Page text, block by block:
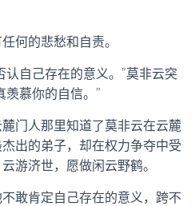
何的悲愁和自责。
认自己存在的意义。”莫非云突
羡慕你的自信。”
门人那里知道了莫非云在云麓
出的弟子，却在权力争夺中受
游济世，愿做闲云野鹤。
敢肯定自己存在的意义，跨不